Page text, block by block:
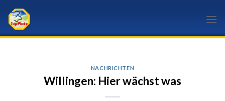
content
NACHRICHTEN
Willingen: Hier wächst was